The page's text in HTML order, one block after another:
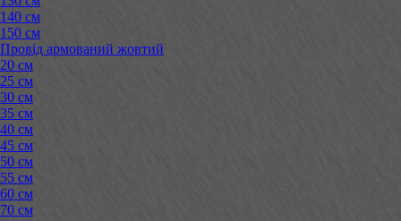
140 см
150 см
Провід армований жовтий
20 см
25 см
30 см
35 см
40 см
45 см
50 см
55 см
60 см
70 см